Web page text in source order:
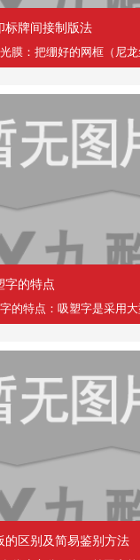
标牌间接制版法
字的特点
的区别及简易鉴别方法